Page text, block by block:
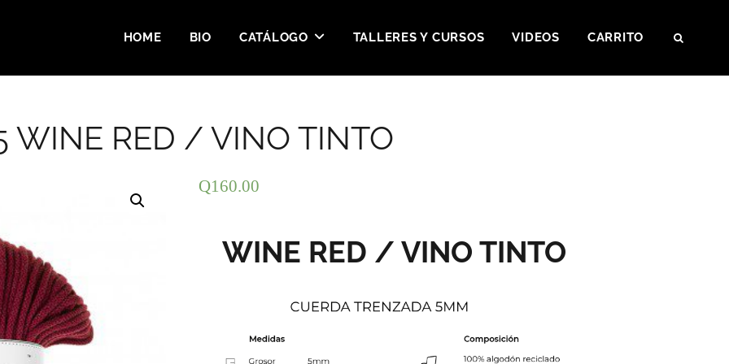
HOME BIO CATÁLOGO TALLERES Y CURSOS VIDEOS CARRITO
WINE RED / VINO TINTO
Q160.00
WINE RED / VINO TINTO